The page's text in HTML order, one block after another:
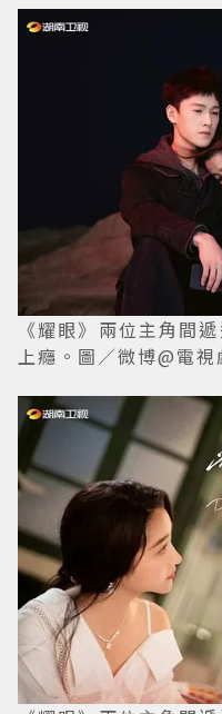
《耀眼》兩位主角間
上癮。圖／微博@電視